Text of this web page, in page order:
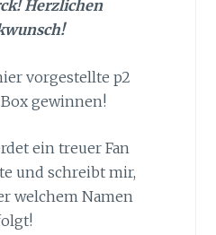
Herzlichen
vorgestellte p2
gewinnen!
ein treuer Fan
und schreibt mir,
welchem Namen